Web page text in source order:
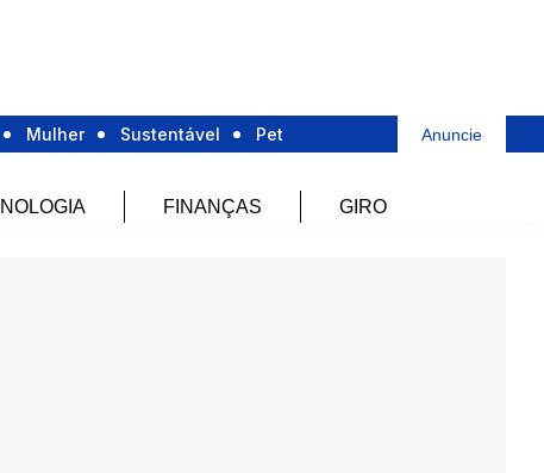
Mulher Sustentável Pet Anuncie
FINANÇAS GIRO